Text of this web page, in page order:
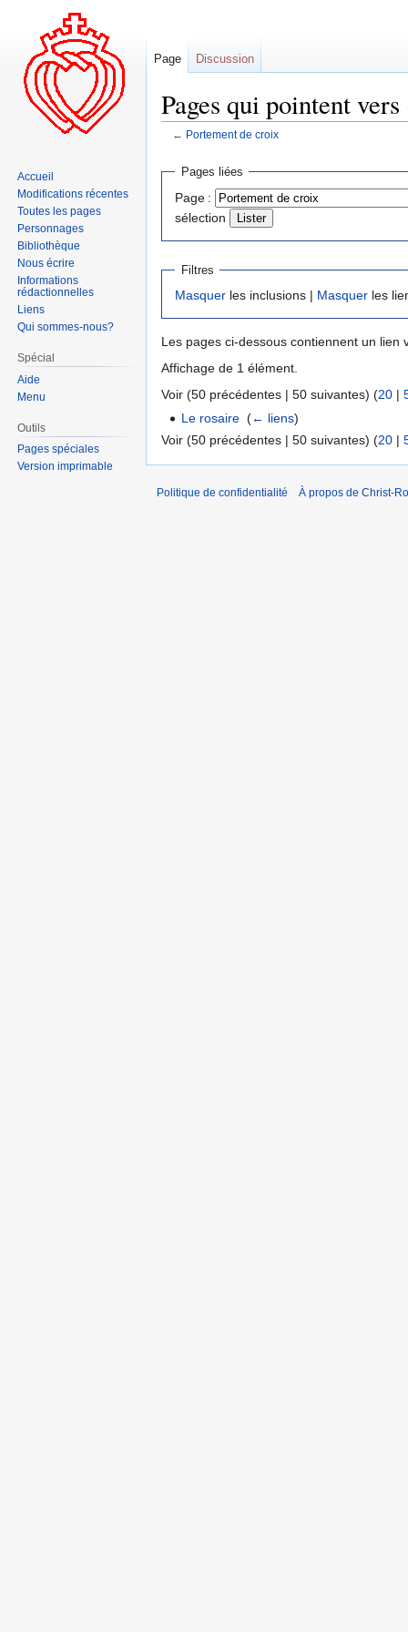
Pages qui pointent
← Portement de croix
Aller
navigation
Aller
recherche
Pages liées
Page :
sélection
Filtres
Masquer les inclusions | Masquer les
Les pages ci-dessous contiennent un lien
Affichage de 1 élément.
Voir (50 précédentes | 50 suivantes) (20 |
Le rosaire ‎(← liens)
Voir (50 précédentes | 50 suivantes) (20 |
Page Discussion
Accueil
Modifications récentes
Toutes les pages
Personnages
Bibliothèque
Nous écrire
Informations
rédactionnelles
Liens
Qui sommes-nous?
Spécial
Aide
Menu
Outils
Pages spéciales
Version imprimable
Politique de confidentialité À propos de Christ-